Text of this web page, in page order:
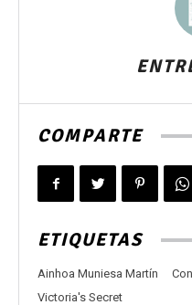
COMPARTE
ETIQUETAS
Ainhoa Muniesa Martín
Victoria's Secret